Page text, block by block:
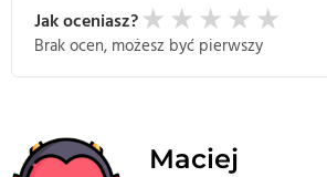
Jak oceniasz? ★ ★ ★ ★ ★
Brak ocen, możesz być pierwszy
Maciej